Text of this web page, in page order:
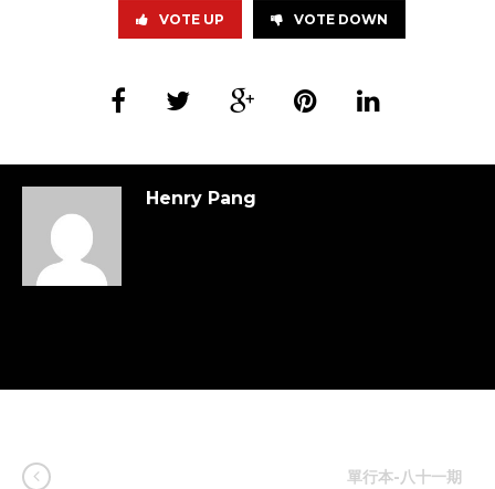
VOTE UP VOTE DOWN
Henry Pang
單行本-八十一期